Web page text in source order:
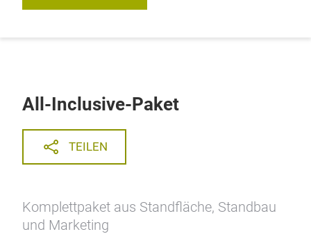
All-Inclusive-Paket
TEILEN
Komplettpaket aus Standfläche, Standbau
und Marketing